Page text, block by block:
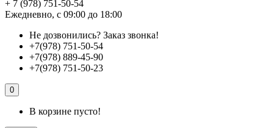
+ 7 (978) 751-50-54
Ежедневно, с 09:00 до 18:00
Не дозвонились? Заказ звонка!
+7(978) 751-50-54
+7(978) 889-45-90
+7(978) 751-50-23
0
В корзине пусто!